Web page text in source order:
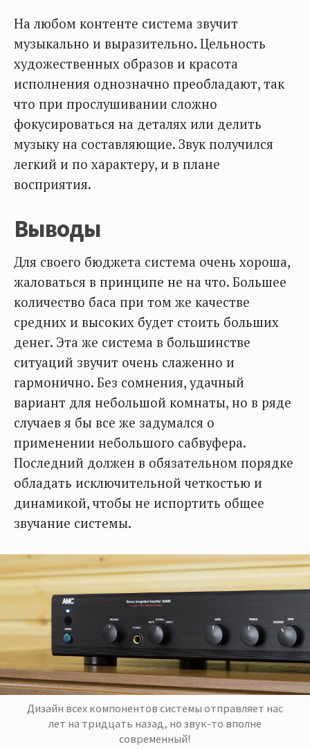
На любом контенте система звучит
музыкально и выразительно. Цельность
художественных образов и красота
исполнения однозначно преобладают, так
что при прослушивании сложно
фокусироваться на деталях или делить
музыку на составляющие. Звук получился
легкий и по характеру, и в плане
восприятия.
Выводы
Для своего бюджета система очень хороша,
жаловаться в принципе не на что. Большее
количество баса при том же качестве
средних и высоких будет стоить больших
денег. Эта же система в большинстве
ситуаций звучит очень слаженно и
гармонично. Без сомнения, удачный
вариант для небольшой комнаты, но в ряде
случаев я бы все же задумался о
применении небольшого сабвуфера.
Последний должен в обязательном порядке
обладать исключительной четкостью и
динамикой, чтобы не испортить общее
звучание системы.
Дизайн всех компонентов системы отправляет нас
лет на тридцать назад, но звук-то вполне
современный!